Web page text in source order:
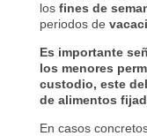
los fines de
periodos de
Es importante
los menores
custodio, este
de alimentos
En casos